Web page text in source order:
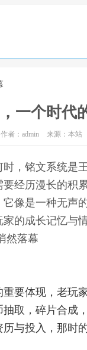
一个时代
作者：admin 来源：本站
，铭文系统是
经历漫长的积
像是一种无声
的成长记忆与
然落幕
要体现，老玩
取，碎片合成
与投入，那时